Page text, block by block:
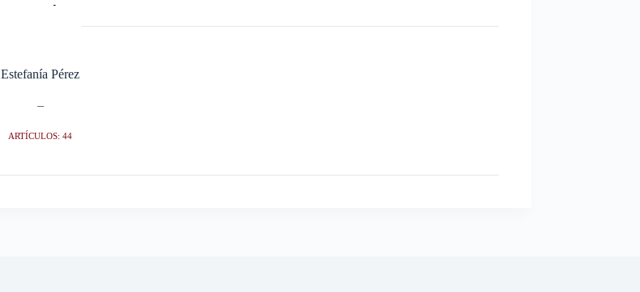
Estefanía Pérez
ARTÍCULOS: 44